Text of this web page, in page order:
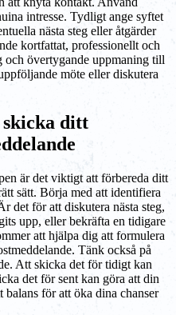
intresse. Tydligt ange syftet
nästa steg eller åtgärder
kortfattat, professionellt och
och övertygande uppmaning till
möte eller diskutera
ditt
är det viktigt att förbereda ditt
sätt. Börja med att identifiera
det för att diskutera nästa steg,
upp, eller bekräfta en tidigare
att hjälpa dig att formulera
Tänk också på
Att skicka det för tidigt kan
det för sent kan göra att din
balans för att öka dina chanser